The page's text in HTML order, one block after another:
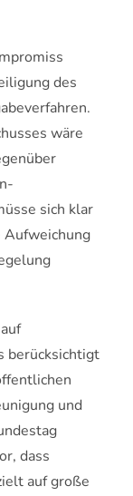
des
wäre
sich klar
Aufweichung
berücksichtigt
und
dass
auf große